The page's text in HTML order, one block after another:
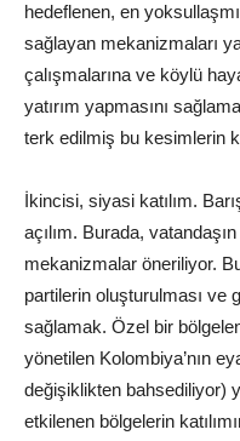
hedeflenen, en
sağlayan mekanizmaları
çalışmalarına ve köylü
yatırım yapmasını
terk edilmiş bu kesimlerin
İkincisi, siyasi katılım.
açılım. Burada,
mekanizmalar öneriliyor.
partilerin oluşturulması ve
sağlamak. Özel bir
yönetilen Kolombiya’nın
değişiklikten bahsediliyor)
etkilenen bölgelerin